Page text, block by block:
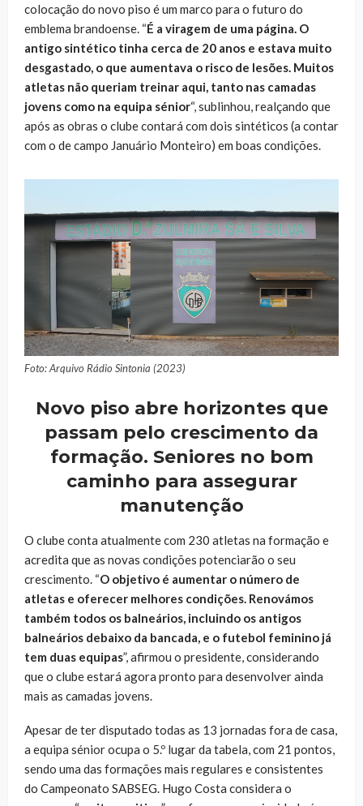
colocação do novo piso é um marco para o futuro do
emblema brandoense. “É a viragem de uma página. O
antigo sintético tinha cerca de 20 anos e estava muito
desgastado, o que aumentava o risco de lesões. Muitos
atletas não queriam treinar aqui, tanto nas camadas
jovens como na equipa sénior“, sublinhou, realçando que
após as obras o clube contará com dois sintéticos (a contar
com o de campo Januário Monteiro) em boas condições.
Foto: Arquivo Rádio Sintonia (2023)
Novo piso abre horizontes que
passam pelo crescimento da
formação. Seniores no bom
caminho para assegurar
manutenção
O clube conta atualmente com 230 atletas na formação e
acredita que as novas condições potenciarão o seu
crescimento. “O objetivo é aumentar o número de
atletas e oferecer melhores condições. Renovámos
também todos os balneários, incluindo os antigos
balneários debaixo da bancada, e o futebol feminino já
tem duas equipas”, afirmou o presidente, considerando
que o clube estará agora pronto para desenvolver ainda
mais as camadas jovens.
Apesar de ter disputado todas as 13 jornadas fora de casa,
a equipa sénior ocupa o 5.º lugar da tabela, com 21 pontos,
sendo uma das formações mais regulares e consistentes
do Campeonato SABSEG. Hugo Costa considera o